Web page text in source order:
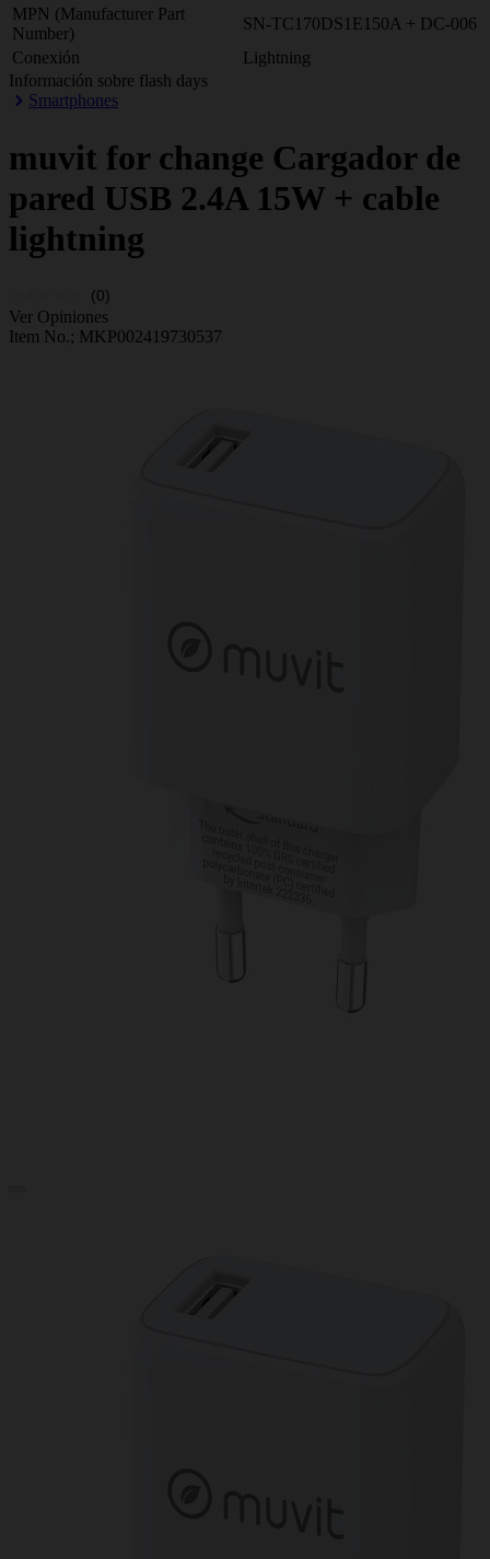
MPN (Manufacturer Part
Number)
SN-TC170DS1E150A + DC-006
Conexión
Lightning
Información sobre flash days
Smartphones
muvit for change Cargador de
pared USB 2.4A 15W + cable
lightning
(0)
Ver Opiniones
Item No.; MKP002419730537